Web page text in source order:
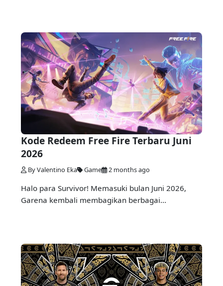
Kode Redeem Free Fire Terbaru Juni
2026
By Valentino Eka Game 2 months ago
Halo para Survivor! Memasuki bulan Juni 2026,
Garena kembali membagikan berbagai...